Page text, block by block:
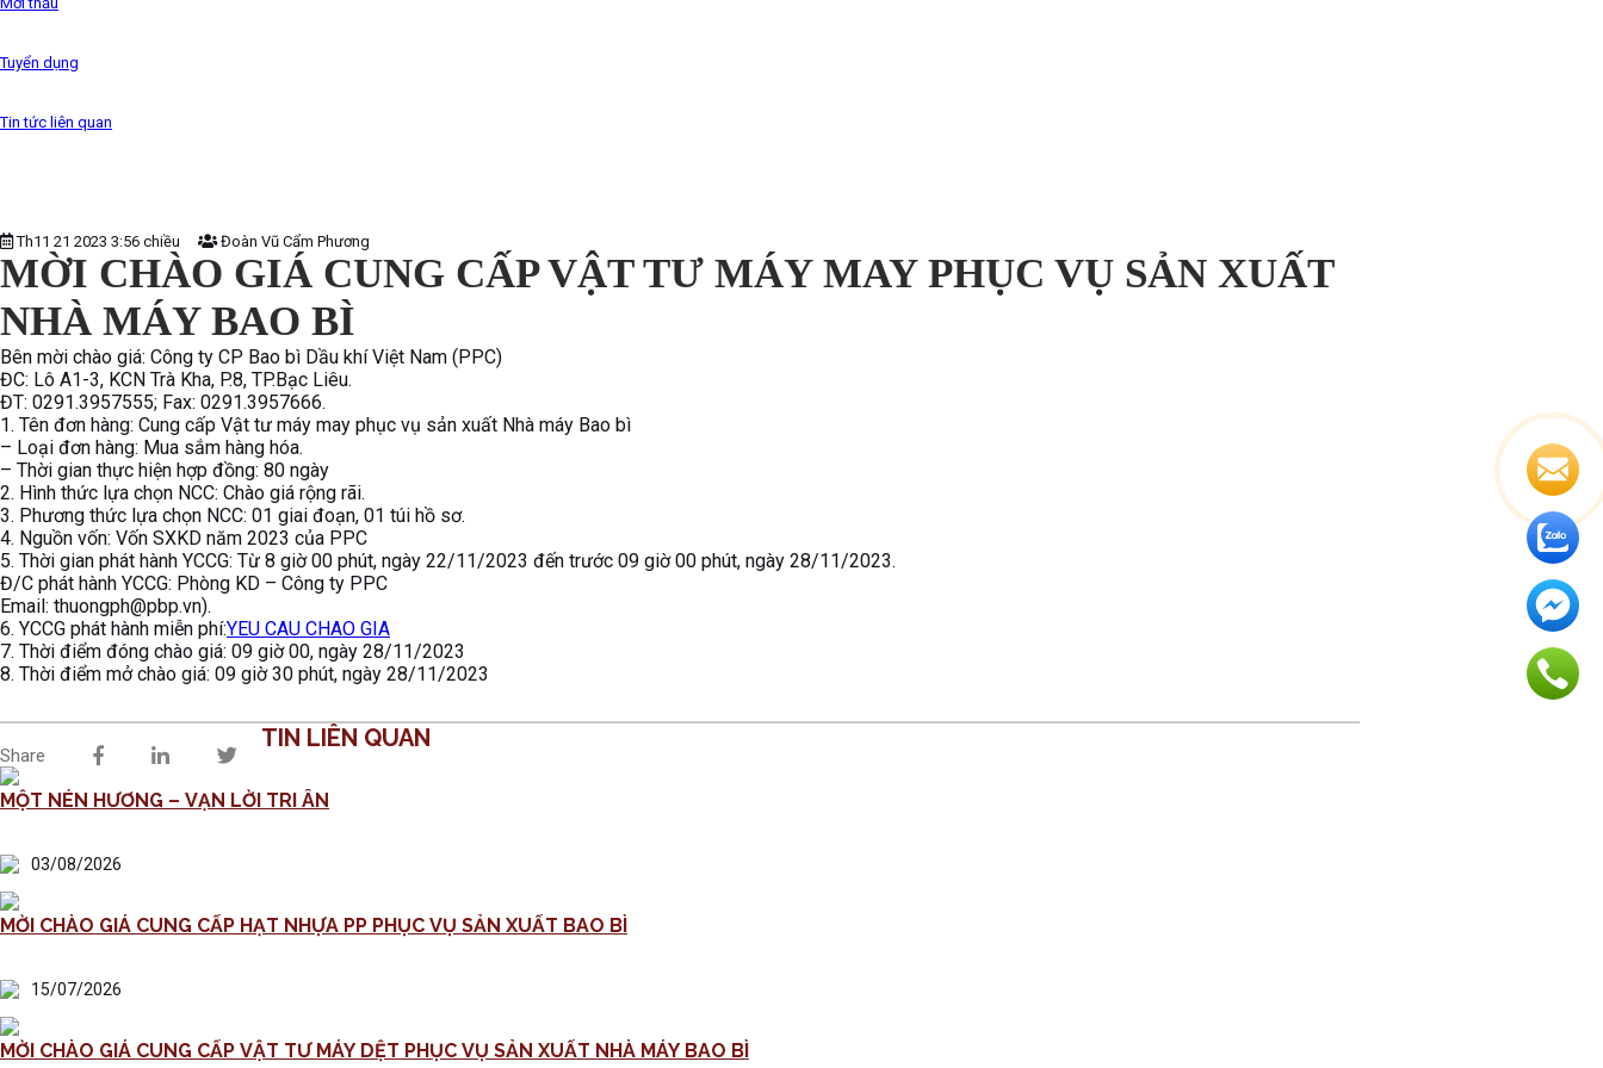
Tuyển dụng
Tin tức liên quan
Th11 21 2023 3:56 chiều Đoàn Vũ Cẩm Phương
MỜI CHÀO GIÁ CUNG CẤP VẬT TƯ MÁY MAY PHỤC VỤ SẢN XUẤT
NHÀ MÁY BAO BÌ
Bên mời chào giá: Công ty CP Bao bì Dầu khí Việt Nam (PPC)
ĐC: Lô A1-3, KCN Trà Kha, P.8, TP.Bạc Liêu.
ĐT: 0291.3957555; Fax: 0291.3957666.
1. Tên đơn hàng: Cung cấp Vật tư máy may phục vụ sản xuất Nhà máy Bao bì
– Loại đơn hàng: Mua sắm hàng hóa.
– Thời gian thực hiện hợp đồng: 80 ngày
2. Hình thức lựa chọn NCC: Chào giá rộng rãi.
3. Phương thức lựa chọn NCC: 01 giai đoạn, 01 túi hồ sơ.
4. Nguồn vốn: Vốn SXKD năm 2023 của PPC
5. Thời gian phát hành YCCG: Từ 8 giờ 00 phút, ngày 22/11/2023 đến trước 09 giờ 00 phút, ngày 28/11/2023.
Đ/C phát hành YCCG: Phòng KD – Công ty PPC
Email: thuongph@pbp.vn).
6. YCCG phát hành miễn phí:YEU CAU CHAO GIA
7. Thời điểm đóng chào giá: 09 giờ 00, ngày 28/11/2023
8. Thời điểm mở chào giá: 09 giờ 30 phút, ngày 28/11/2023
Share
TIN LIÊN QUAN
MỘT NÉN HƯƠNG – VẠN LỜI TRI ÂN
03/08/2026
MỜI CHÀO GIÁ CUNG CẤP HẠT NHỰA PP PHỤC VỤ SẢN XUẤT BAO BÌ
15/07/2026
MỜI CHÀO GIÁ CUNG CẤP VẬT TƯ MÁY DỆT PHỤC VỤ SẢN XUẤT NHÀ MÁY BAO BÌ